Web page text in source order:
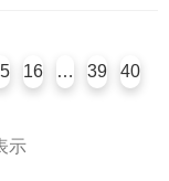
示
16 … 39 40